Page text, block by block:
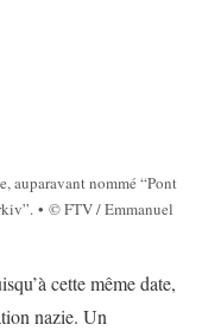
auparavant nommé “Pont
• © FTV / Emmanuel
cette même date,
nazie. Un